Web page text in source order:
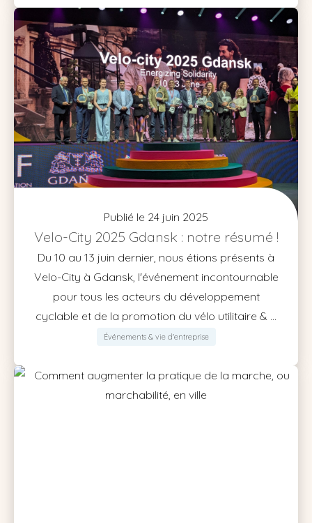
Publié le 24 juin 2025
Velo-City 2025 Gdansk : notre résumé !
Du 10 au 13 juin dernier, nous étions présents à
Velo-City à Gdansk, l'événement incontournable
pour tous les acteurs du développement
cyclable et de la promotion du vélo utilitaire & ...
Événements & vie d'entreprise